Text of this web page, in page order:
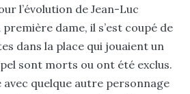
l’évolution de Jean-Luc
dame, il s’est coupé de
dans la place qui jouaient un
sont morts ou ont été exclus.
quelque autre personnage